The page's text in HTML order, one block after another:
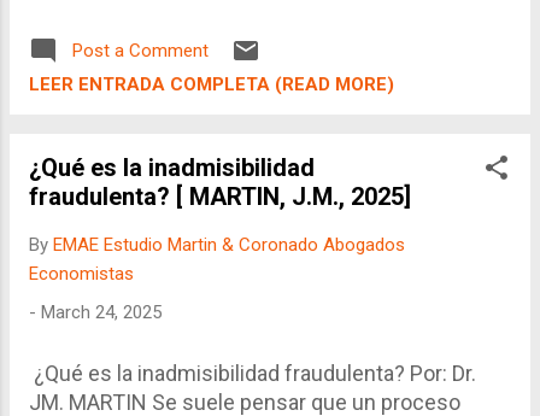
civilistas: Aquellos que se enfocan en las
relaciones de familia frente a quienes no.
división de este tipo, sino que dedica
específicamente dos libros específicos para ello
adicionales a lo largo de dicho cuerpo normativo.
De ello, es que sale a la luz, el derecho de familia
como una sub-especialidad del Derecho Civil,
disposiciones fuera del Código Civil. Y en ese
sentido, es muy común escuchar que los
Post a Comment
LEER ENTRADA COMPLETA (READ MORE)
¿Qué es la inadmisibilidad
fraudulenta? [ MARTIN, J.M., 2025]
By EMAE Estudio Martin & Coronado Abogados
Economistas
- March 24, 2025
¿Qué es la inadmisibilidad fraudulenta? Por: Dr.
JM. MARTIN Se suele pensar que un proceso